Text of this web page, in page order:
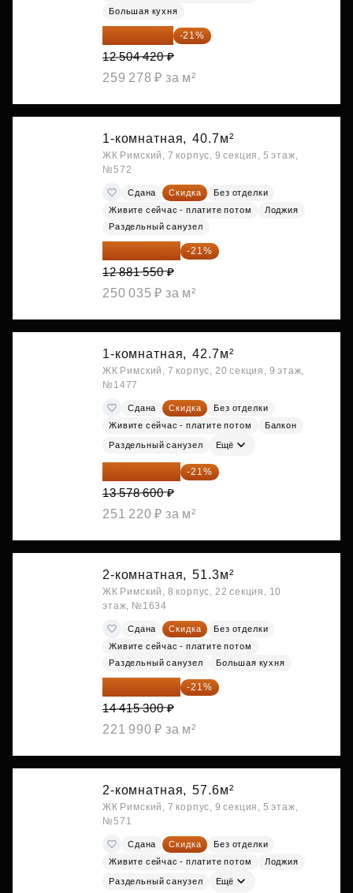
Большая кухня
-21%
12 504 420 ₽
259 278 ₽ за м²
1-комнатная, 40.7м²
ЖК Римский, 7 корпус, 9 секция, 5 этаж,
№572
Сдана Скидка
Без отделки
Живите сейчас - платите потом
Лоджия
Раздельный санузел
10 176 425 ₽ -21%
12 881 550 ₽
250 035 ₽ за м²
1-комнатная, 42.7м²
ЖК Римский, 7 корпус, 20 секция, 9 этаж,
№1477
Сдана Скидка
Без отделки
Живите сейчас - платите потом
Балкон
Раздельный санузел Ещё
10 727 094 ₽ -21%
13 578 600 ₽
251 220 ₽ за м²
2-комнатная, 51.3м²
ЖК Римский, 8 корпус, 22 секция, 10
этаж, №1634
Сдана Скидка
Без отделки
Живите сейчас - платите потом
Раздельный санузел
Большая кухня
11 388 087 ₽ -21%
14 415 300 ₽
221 990 ₽ за м²
2-комнатная, 57.6м²
ЖК Римский, 7 корпус, 9 секция, 5 этаж,
№571
Сдана Скидка
Без отделки
Живите сейчас - платите потом
Лоджия
Раздельный санузел Ещё